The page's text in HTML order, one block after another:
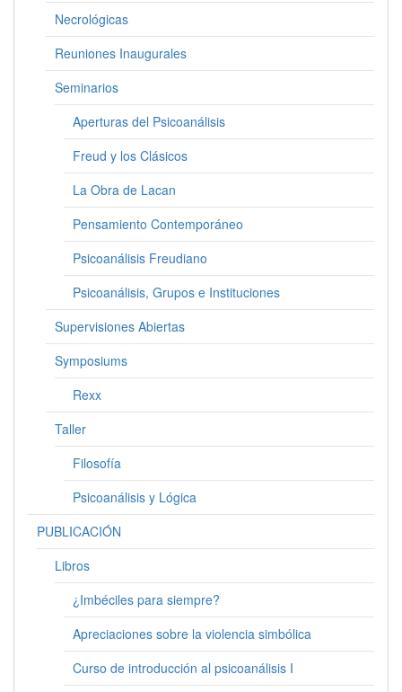
Necrológicas
Reuniones Inaugurales
Seminarios
Aperturas del Psicoanálisis
Freud y los Clásicos
La Obra de Lacan
Pensamiento Contemporáneo
Psicoanálisis Freudiano
Psicoanálisis, Grupos e Instituciones
Supervisiones Abiertas
Symposiums
Rexx
Taller
Filosofía
Psicoanálisis y Lógica
PUBLICACIÓN
Libros
¿Imbéciles para siempre?
Apreciaciones sobre la violencia simbólica
Curso de introducción al psicoanálisis I